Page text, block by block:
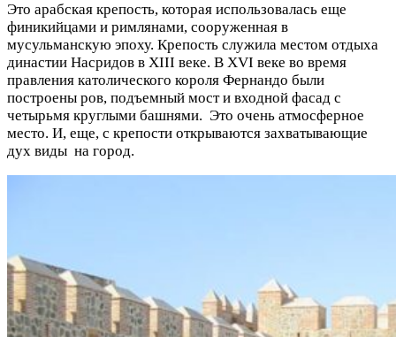
Это арабская крепость, которая использовалась еще
финикийцами и римлянами, сооруженная в
мусульманскую эпоху. Крепость служила местом отдыха
династии Насридов в XIII веке. В XVI веке во время
правления католического короля Фернандо были
построены ров, подъемный мост и входной фасад с
четырьмя круглыми башнями. Это очень атмосферное
место. И, еще, с крепости открываются захватывающие
дух виды на город.